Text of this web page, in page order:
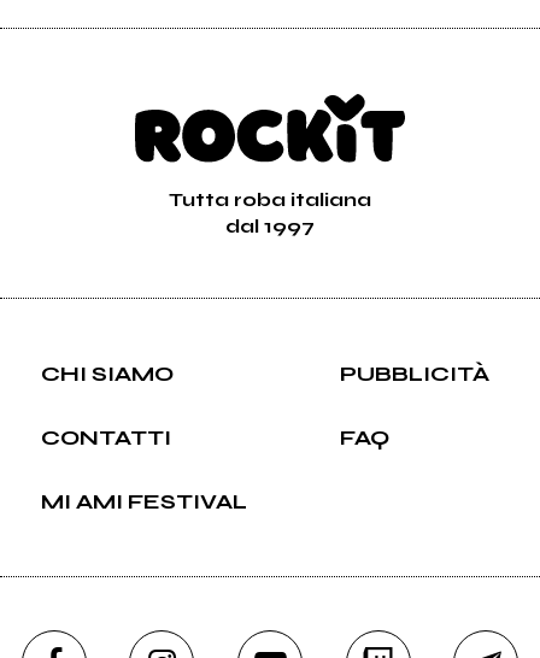
Tutta roba italiana
dal 1997
CHI SIAMO PUBBLICITÀ
CONTATTI FAQ
MI AMI FESTIVAL